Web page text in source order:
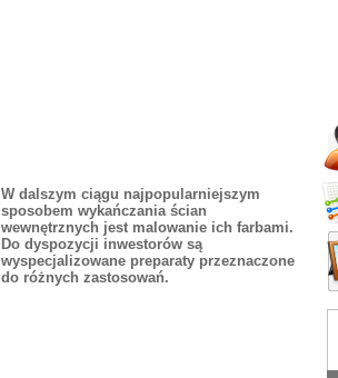
W dalszym ciągu najpopularniejszym
sposobem wykańczania ścian
wewnętrznych jest malowanie ich farbami.
Do dyspozycji inwestorów są
wyspecjalizowane preparaty przeznaczone
do różnych zastosowań.